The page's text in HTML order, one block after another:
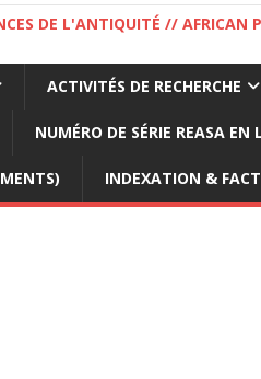
DE L'ANTIQUITÉ //
ACTIVITÉS DE RECHERCHE
NUMÉRO DE SÉRIE REASA EN
INDEXATION &